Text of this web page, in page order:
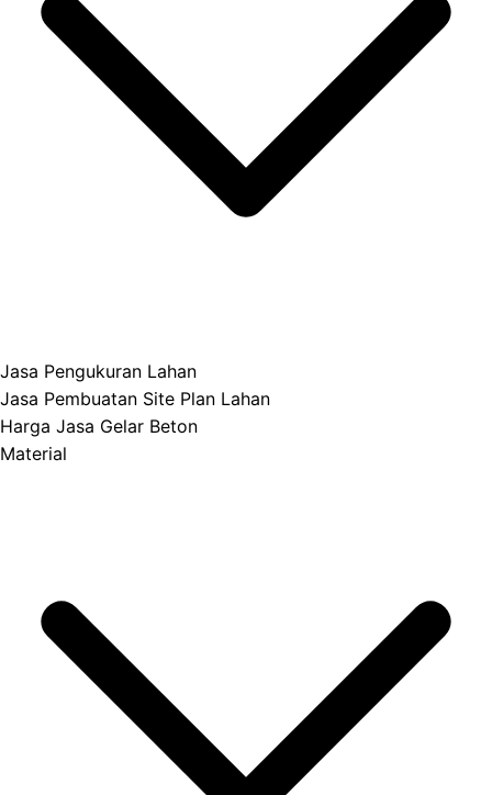
Jasa Pengukuran Lahan
Jasa Pembuatan Site Plan Lahan
Harga Jasa Gelar Beton
Material